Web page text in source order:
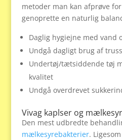
metoder man kan afprøve
genoprette en naturlig
Daglig hygiejne med vand
Undgå dagligt brug af
Undertøj/tætsiddende tøj
kvalitet
Undgå overdrevet
Vivag kaplser og
Den mest udbredte
mælkesyrebakterier.